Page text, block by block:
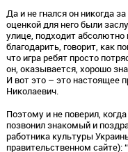
Да и не гнался он никогда
оценкой для него были
улице, подходит
благодарить, говорит, как
что игра ребят просто
он, оказывается, хорошо
И вот это – это настоящее
Николаевич.
Поэтому и не поверил,
позвонил знакомый и
работника культуры
правительственном